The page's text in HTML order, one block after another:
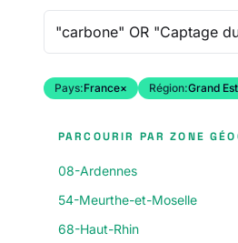
Pays:France× Région:Grand Est
PARCOURIR PAR ZONE
08-Ardennes
54-Meurthe-et-Moselle
68-Haut-Rhin